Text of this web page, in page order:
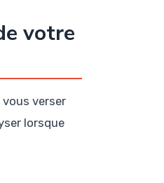
votre
verser
lorsque